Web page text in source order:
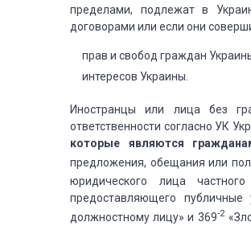
пределами, подлежат в
договорами или если они
прав и свобод граждан
интересов Украины.
Иностранцы или лица без
ответственности согласно УК
которые являются
предложения, обещания или
юридического лица
предоставляющего
должностному лицу» и 369-2